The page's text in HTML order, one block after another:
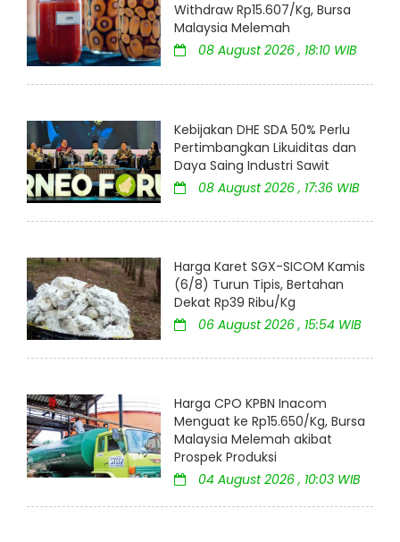
Withdraw Rp15.607/Kg, Bursa
Malaysia Melemah
08 August 2026 , 18:10 WIB
Kebijakan DHE SDA 50% Perlu
Pertimbangkan Likuiditas dan
Daya Saing Industri Sawit
08 August 2026 , 17:36 WIB
Harga Karet SGX-SICOM Kamis
(6/8) Turun Tipis, Bertahan
Dekat Rp39 Ribu/Kg
06 August 2026 , 15:54 WIB
Harga CPO KPBN Inacom
Menguat ke Rp15.650/Kg, Bursa
Malaysia Melemah akibat
Prospek Produksi
04 August 2026 , 10:03 WIB